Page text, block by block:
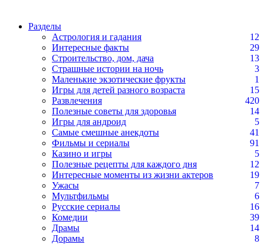
Разделы
Астрология и гадания
12
Интересные факты
29
Строительство, дом, дача
13
Страшные истории на ночь
3
Маленькие экзотические фрукты
1
Игры для детей разного возраста
15
Развлечения
420
Полезные советы для здоровья
14
Игры для андроид
5
Самые смешные анекдоты
41
Фильмы и сериалы
91
Казино и игры
5
Полезные рецепты для каждого дня
12
Интересные моменты из жизни актеров
19
Ужасы
7
Мультфильмы
6
Русские сериалы
16
Комедии
39
Драмы
14
Дорамы
8